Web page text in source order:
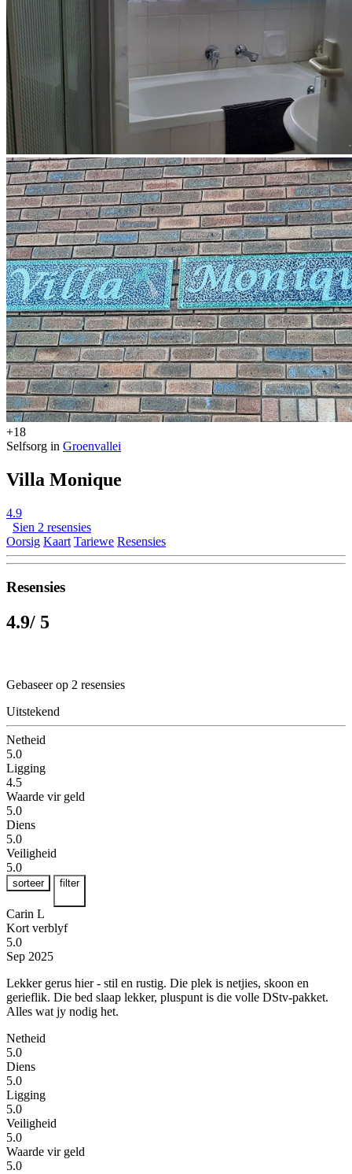
+18
Selfsorg in Groenvallei
Villa Monique
4.9
Sien 2 resensies
Oorsig Kaart Tariewe Resensies
Resensies
4.9/ 5
Gebaseer op 2 resensies
Uitstekend
Netheid
5.0
Ligging
4.5
Waarde vir geld
5.0
Diens
5.0
Veiligheid
5.0
sorteer filter
Carin L
Kort verblyf
5.0
Sep 2025
Lekker gerus hier - stil en rustig. Die plek is netjies, skoon en
gerieflik. Die bed slaap lekker, pluspunt is die volle DStv-pakket.
Alles wat jy nodig het.
Netheid
5.0
Diens
5.0
Ligging
5.0
Veiligheid
5.0
Waarde vir geld
5.0